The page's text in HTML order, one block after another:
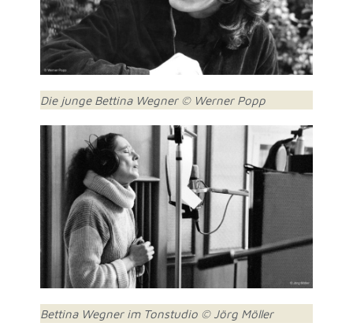
Die junge Bettina Wegner © Werner Popp
Bettina Wegner im Tonstudio © Jörg Möller